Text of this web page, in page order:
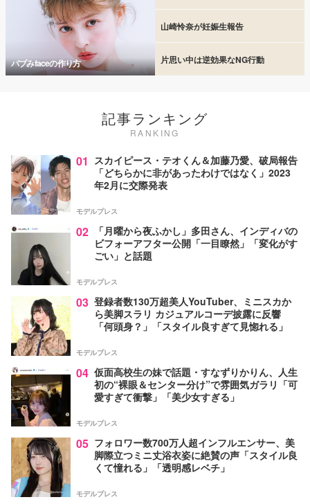
バブみfaceの作り方
山崎怜奈が妊娠生報告
片思い中は逆効果なNG行動
記事ランキング
RANKING
01
スカイピース・テオくん＆加藤乃愛、破局報告
「どちらかに非があったわけではなく」2023
年2月に交際発表
モデルプレス
02
「月曜から夜ふかし」多田さん、インディバの
ビフォーアフター公開「一目瞭然」「変化がす
ごい」と話題
モデルプレス
03 登録者数130万超美人YouTuber、ミニスカか
ら美脚スラリ カジュアルコーデ披露に反響
「何頭身？」「スタイル良すぎて見惚れる」
モデルプレス
04 仮面高校生の妹で話題・すなずりかりん、人生
初の“裸眼＆センター分け”で雰囲気ガラリ「可
愛すぎて衝撃」「美少女すぎる」
モデルプレス
05 フォロワー数700万人超インフルエンサー、美
脚際立つミニ丈浴衣姿に絶賛の声「スタイル良
くて憧れる」「透明感レベチ」
モデルプレス